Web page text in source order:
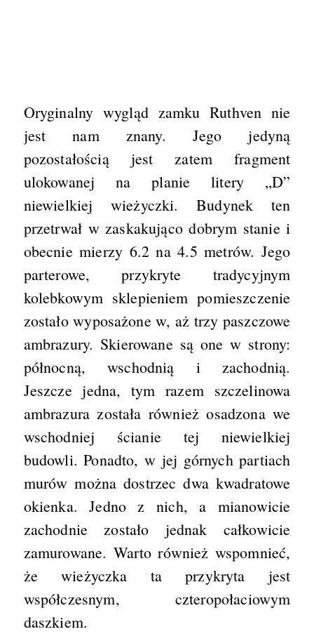
Oryginalny wygląd zamku Ruthven nie
jest nam znany. Jego jedyną
pozostałością jest zatem fragment
ulokowanej na planie litery „D”
niewielkiej wieżyczki. Budynek ten
przetrwał w zaskakująco dobrym stanie i
obecnie mierzy 6.2 na 4.5 metrów. Jego
parterowe, przykryte tradycyjnym
kolebkowym sklepieniem pomieszczenie
zostało wyposażone w, aż trzy paszczowe
ambrazury. Skierowane są one w strony:
północną, wschodnią i zachodnią.
Jeszcze jedna, tym razem szczelinowa
ambrazura została również osadzona we
wschodniej ścianie tej niewielkiej
budowli. Ponadto, w jej górnych partiach
murów można dostrzec dwa kwadratowe
okienka. Jedno z nich, a mianowicie
zachodnie zostało jednak całkowicie
zamurowane. Warto również wspomnieć,
że wieżyczka ta przykryta jest
współczesnym, czteropołaciowym
daszkiem.